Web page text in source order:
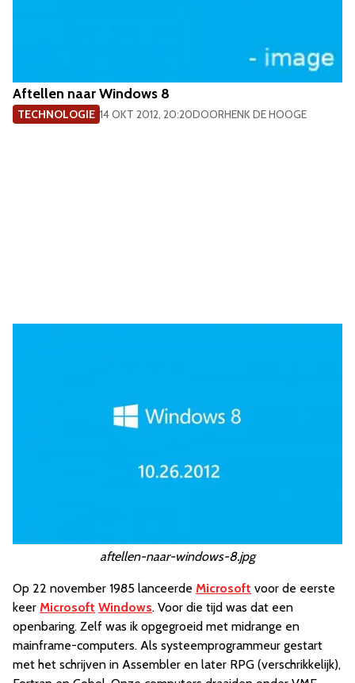
Aftellen naar Windows 8
TECHNOLOGIE 14 OKT 2012, 20:20DOORHENK DE HOOGE
aftellen-naar-windows-8.jpg
Op 22 november 1985 lanceerde Microsoft voor de eerste
keer Microsoft Windows. Voor die tijd was dat een
openbaring. Zelf was ik opgegroeid met midrange en
mainframe-computers. Als systeemprogrammeur gestart
met het schrijven in Assembler en later RPG (verschrikkelijk),